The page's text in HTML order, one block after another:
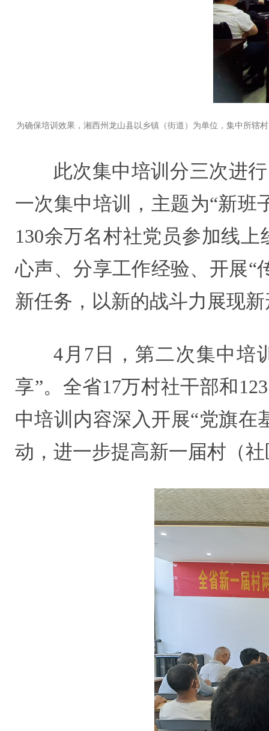
为确保培训效果，湘西州龙山县以乡镇（街道）为单位，集中所辖
此次集中培训分三次进
一次集中培训，主题为“新
130余万名村社党员参加线
心声、分享工作经验、开展“
新任务，以新的战斗力展现
4月7日，第二次集中培
享”。全省17万村社干部和
中培训内容深入开展“党旗在
动，进一步提高新一届村（